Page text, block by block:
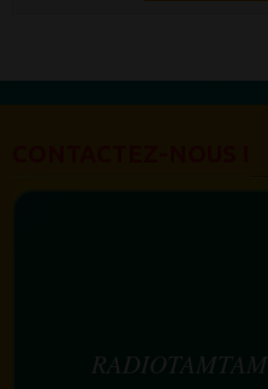
RADIOTAMTAM